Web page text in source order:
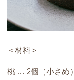
＜材料＞
桃 … 2個（小さめ）